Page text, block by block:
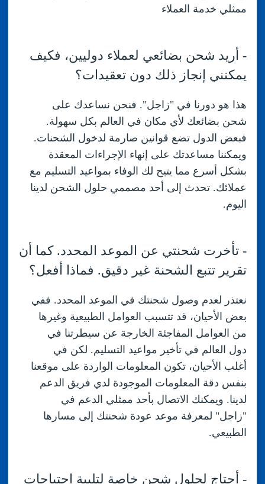
رقم الجوال
أرسل الرمز
تأكيد
ممثلي خدمة العملاء
- أريد شحن بضائعي لعملاء دوليين، فكيف
يمكنني إنجاز ذلك دون تعقيدات؟
هذا هو دورنا في "زاجل". فنحن نساعدك على
شحن بضائعك لأي مكان في العالم بكل سهولة.
فبعض الدول تضع قوانين صارمة لدخول الشحنات.
ويمكننا مساعدتك على إنهاء الإجراءات المعقدة
بشكل أسرع مما يتيح لك الوفاء بمواعيد التسليم مع
عملائك. تحدث إلى أحد مصممي حلول الشحن لدينا
اليوم.
-تأخرت شحنتي عن الموعد المحدد. كما أن
تقرير تتبع الشحنة غير دقيق. فماذا أفعل؟
نعتذر لعدم وصول شحنتك في الموعد المحدد. ففي
بعض الأحيان، قد تتسبب العوامل الطبيعية وغيرها
من العوامل المفاجئة الخارجة عن سيطرتنا في
دول العالم في تأخير مواعيد التسليم. لكن في
أغلب الأحيان، تكون المعلومات الواردة على موقعنا
بنفس دقة المعلومات الموجودة لدي فريق الدعم
لدينا. ويمكنك الاتصال بأحد ممثلي الدعم في
"زاجل" لمعرفة موعد عودة شحنتك إلى مسارها
الطبيعي.
- أحتاج لحلول شحن خاصة لتلبية احتياجات